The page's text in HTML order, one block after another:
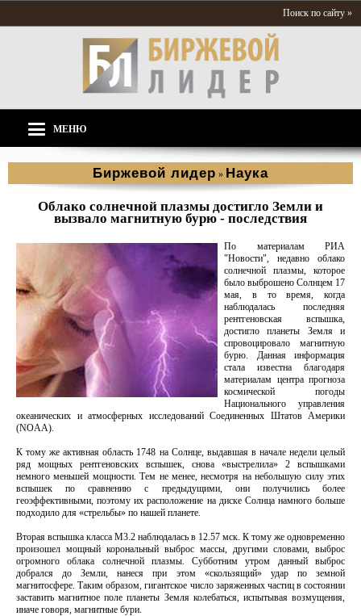
Поиск по сайту »
МЕНЮ
Биржевой лидер » Наука
Облако солнечной плазмы достигло Земли и
вызвало магнитную бурю - последствия
По материалам РИА
"Новости", недавно облако
солнечной плазмы, которое
было выброшено Солнцем 17
мая, в то время, когда
наблюдалась последняя
рентгеновская вспышка,
достигло планеты Земля и
спровоцировало магнитную
бурю. Данная информация
стала известна благодаря
материалам центра прогноза
космической погоды
Национального управления
океанических и атмосферных исследований Соединенных Штатов Америки
(NOAA).
К тому же активная область 1748 на Солнце, выдавшая в начале недели целый
ряд мощных рентгеновских вспышек, снова «выстрелила» 2 вспышками
немного меньшей мощности. Тем не менее, несмотря на небольшую силу этих
вспышек по сравнению с предыдущими, они получились более
геоэффективными, поэтому их расположение на диске Солнца намного больше
подходило для «стрельбы» по нашей планете.
Вторая вспышка класса M3.2 наблюдалась в 12.57 мск. К тому же одновременно
произошел мощный корональный выброс массы, другими словами, выброс
огромного облака солнечной плазмы. Субботним утром данный выброс
добрался до Земли, нанеся при этом «скользящий» удар по земной
магнитосфере. Таким образом, гигантское число заряженных частиц в состоянии
заставить магнитное поле планеты Земля колебаться, испытывая возмущения,
иначе говоря, магнитные бури.